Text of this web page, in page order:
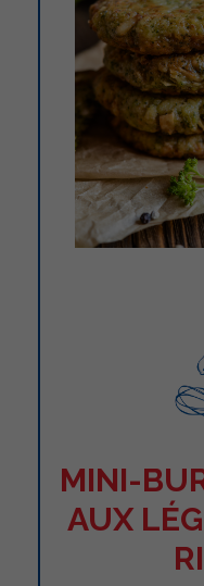
MINI-
AUX